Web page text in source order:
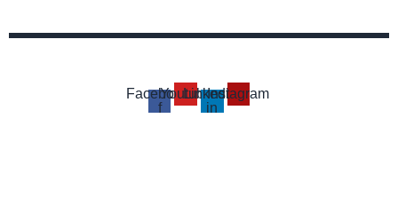
Facebook-
f
Youtube
Linkedin-
in
Instagram